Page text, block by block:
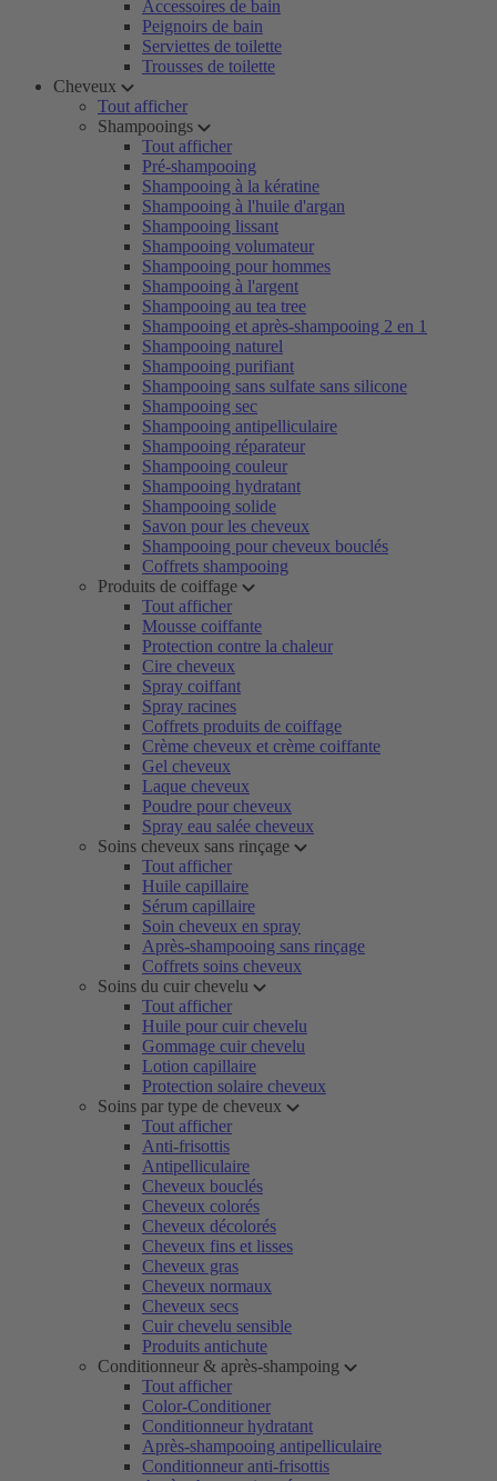
Accessoires de bain
Peignoirs de bain
Serviettes de toilette
Trousses de toilette
Cheveux
Tout afficher
Shampooings
Tout afficher
Pré-shampooing
Shampooing à la kératine
Shampooing à l'huile d'argan
Shampooing lissant
Shampooing volumateur
Shampooing pour hommes
Shampooing à l'argent
Shampooing au tea tree
Shampooing et après-shampooing 2 en 1
Shampooing naturel
Shampooing purifiant
Shampooing sans sulfate sans silicone
Shampooing sec
Shampooing antipelliculaire
Shampooing réparateur
Shampooing couleur
Shampooing hydratant
Shampooing solide
Savon pour les cheveux
Shampooing pour cheveux bouclés
Coffrets shampooing
Produits de coiffage
Tout afficher
Mousse coiffante
Protection contre la chaleur
Cire cheveux
Spray coiffant
Spray racines
Coffrets produits de coiffage
Crème cheveux et crème coiffante
Gel cheveux
Laque cheveux
Poudre pour cheveux
Spray eau salée cheveux
Soins cheveux sans rinçage
Tout afficher
Huile capillaire
Sérum capillaire
Soin cheveux en spray
Après-shampooing sans rinçage
Coffrets soins cheveux
Soins du cuir chevelu
Tout afficher
Huile pour cuir chevelu
Gommage cuir chevelu
Lotion capillaire
Protection solaire cheveux
Soins par type de cheveux
Tout afficher
Anti-frisottis
Antipelliculaire
Cheveux bouclés
Cheveux colorés
Cheveux décolorés
Cheveux fins et lisses
Cheveux gras
Cheveux normaux
Cheveux secs
Cuir chevelu sensible
Produits antichute
Conditionneur & après-shampoing
Tout afficher
Color-Conditioner
Conditionneur hydratant
Après-shampooing antipelliculaire
Conditionneur anti-frisottis